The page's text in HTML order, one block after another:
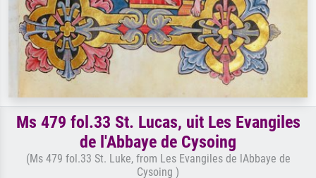
Ms 479 fol.33 St. Lucas, uit Les Evangiles
de l'Abbaye de Cysoing
(Ms 479 fol.33 St. Luke, from Les Evangiles de lAbbaye de
Cysoing )